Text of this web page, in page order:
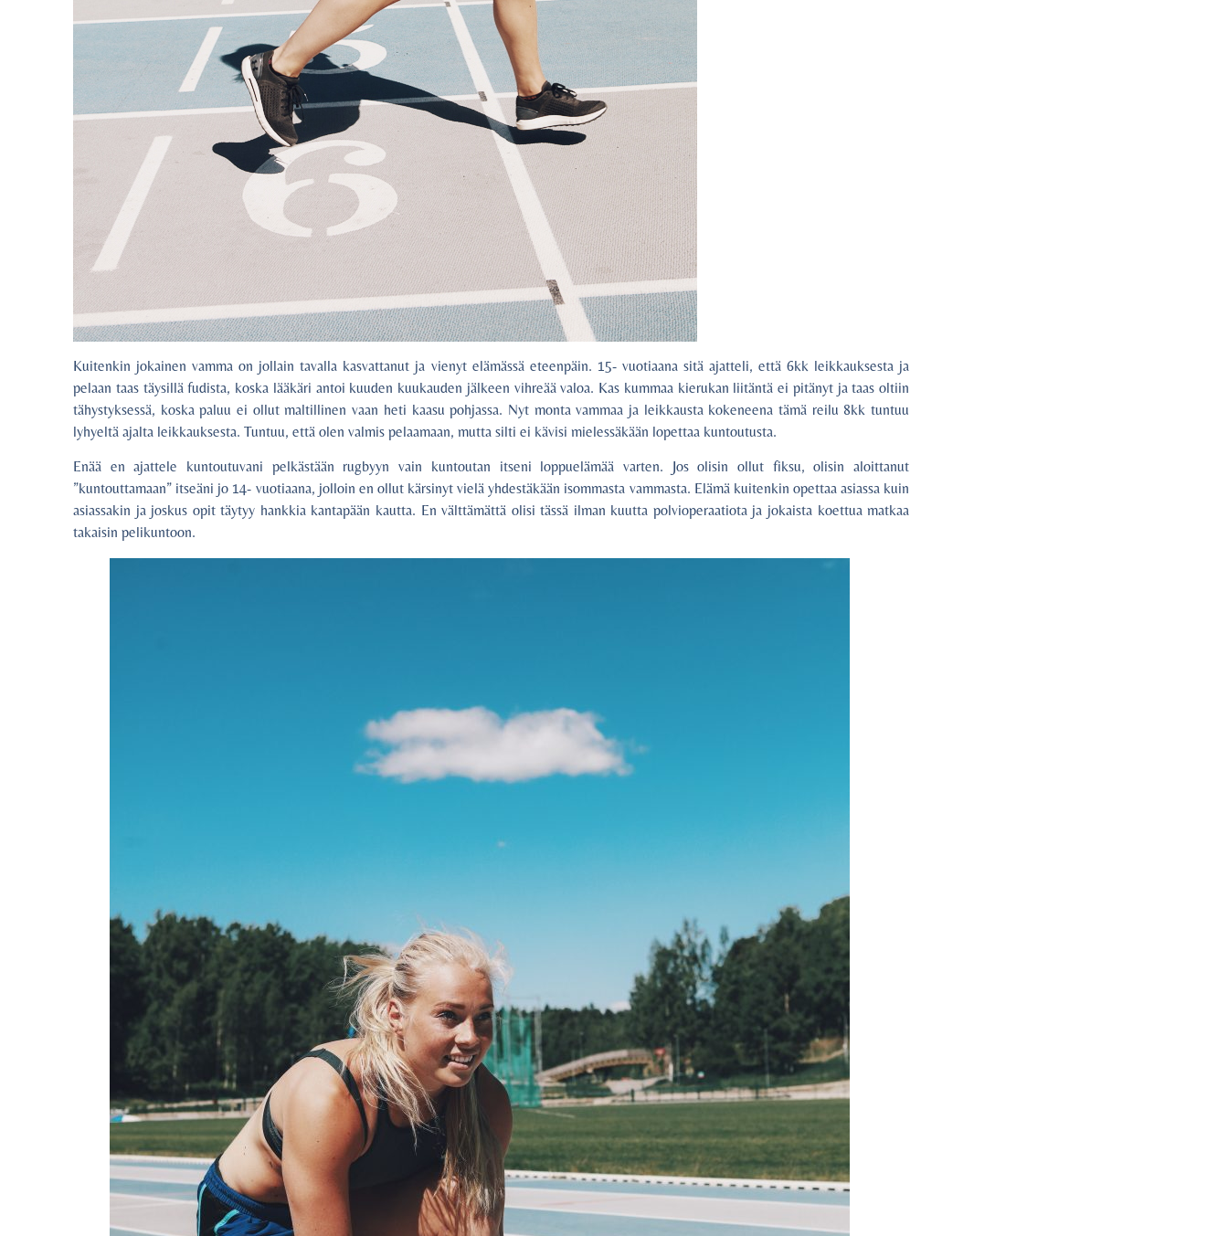
Kuitenkin jokainen vamma on jollain tavalla kasvattanut ja vienyt elämässä eteenpäin. 15- vuotiaana sitä ajatteli, että 6kk leikkauksesta ja
pelaan taas täysillä fudista, koska lääkäri antoi kuuden kuukauden jälkeen vihreää valoa. Kas kummaa kierukan liitäntä ei pitänyt ja taas oltiin
tähystyksessä, koska paluu ei ollut maltillinen vaan heti kaasu pohjassa. Nyt monta vammaa ja leikkausta kokeneena tämä reilu 8kk tuntuu
lyhyeltä ajalta leikkauksesta. Tuntuu, että olen valmis pelaamaan, mutta silti ei kävisi mielessäkään lopettaa kuntoutusta.
Enää en ajattele kuntoutuvani pelkästään rugbyyn vain kuntoutan itseni loppuelämää varten. Jos olisin ollut fiksu, olisin aloittanut
”kuntouttamaan” itseäni jo 14- vuotiaana, jolloin en ollut kärsinyt vielä yhdestäkään isommasta vammasta. Elämä kuitenkin opettaa asiassa kuin
asiassakin ja joskus opit täytyy hankkia kantapään kautta. En välttämättä olisi tässä ilman kuutta polvioperaatiota ja jokaista koettua matkaa
takaisin pelikuntoon.